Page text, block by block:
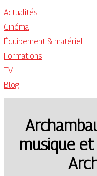
Actualités
Cinéma
Équipement & matériel
Formations
TV
Blog
musique